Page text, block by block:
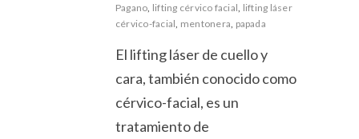
Pagano lifting cérvico facial lifting láser
cérvico-facial mentonera papada
El lifting láser de cuello y
cara, también conocido como
cérvico-facial, es un
tratamiento de